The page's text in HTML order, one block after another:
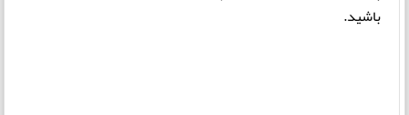
باشید.